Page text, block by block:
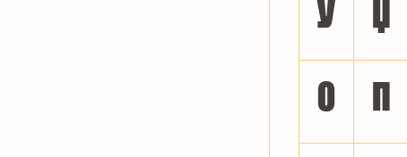
Ў Џ
О П